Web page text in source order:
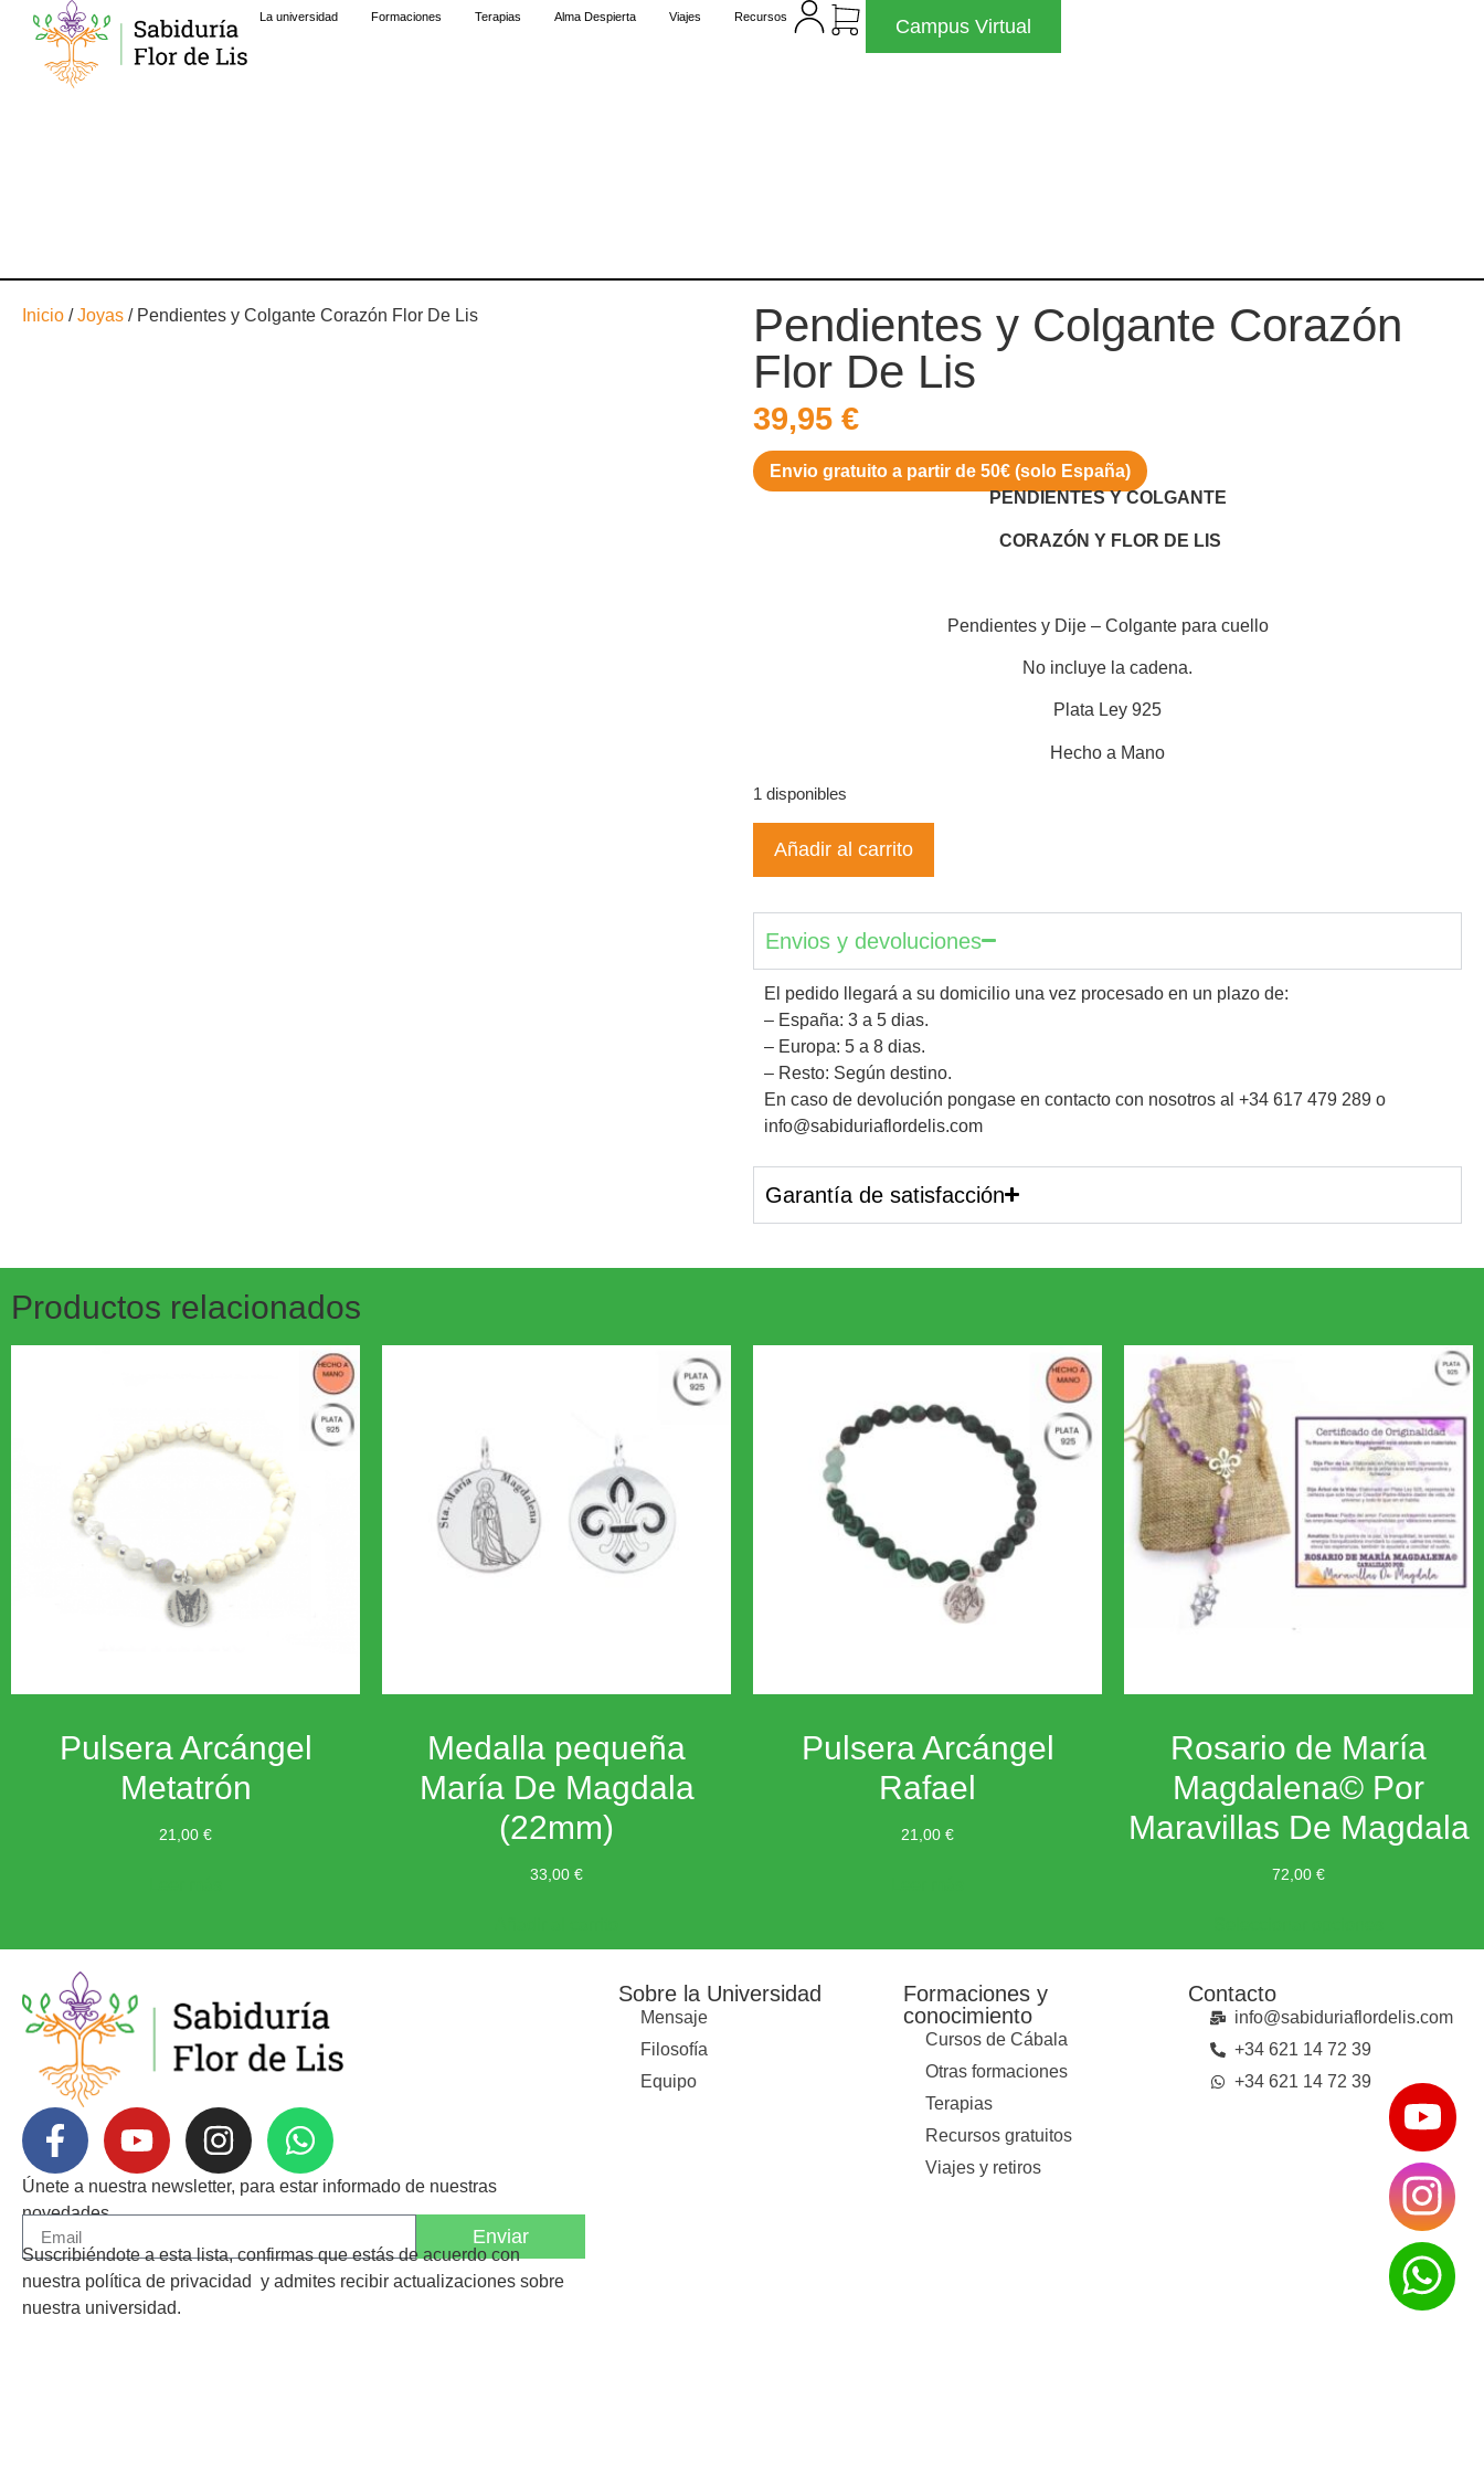
La universidad Formaciones Terapias Alma Despierta Viajes Recursos Campus Virtual
Inicio /Joyas / Pendientes y Colgante Corazón Flor De Lis
Pendientes y Colgante Corazón
Flor De Lis
39,95 €
Envio gratuito a partir de 50€ (solo España)
PENDIENTES Y COLGANTE
CORAZÓN Y FLOR DE LIS
Pendientes y Dije – Colgante para cuello
No incluye la cadena.
Plata Ley 925
Hecho a Mano
1 disponibles
Añadir al carrito
Envios y devoluciones
El pedido llegará a su domicilio una vez procesado en un plazo de:
– España: 3 a 5 dias.
– Europa: 5 a 8 dias.
– Resto: Según destino.
En caso de devolución pongase en contacto con nosotros al +34 617 479 289 o
info@sabiduriaflordelis.com
Garantía de satisfacción
Productos relacionados
Pulsera Arcángel
Metatrón
21,00 €
Medalla pequeña
María De Magdala
(22mm)
33,00 €
Pulsera Arcángel
Rafael
21,00 €
Rosario de María
Magdalena© Por
Maravillas De Magdala
72,00 €
Únete a nuestra newsletter, para estar informado de nuestras
novedades.
Enviar
Suscribiéndote a esta lista, confirmas que estás de acuerdo con
nuestra política de privacidad y admites recibir actualizaciones sobre
nuestra universidad.
Sobre la Universidad
Mensaje
Filosofía
Equipo
Formaciones y
conocimiento
Cursos de Cábala
Otras formaciones
Terapias
Recursos gratuitos
Viajes y retiros
Contacto
info@sabiduriaflordelis.com
+34 621 14 72 39
+34 621 14 72 39